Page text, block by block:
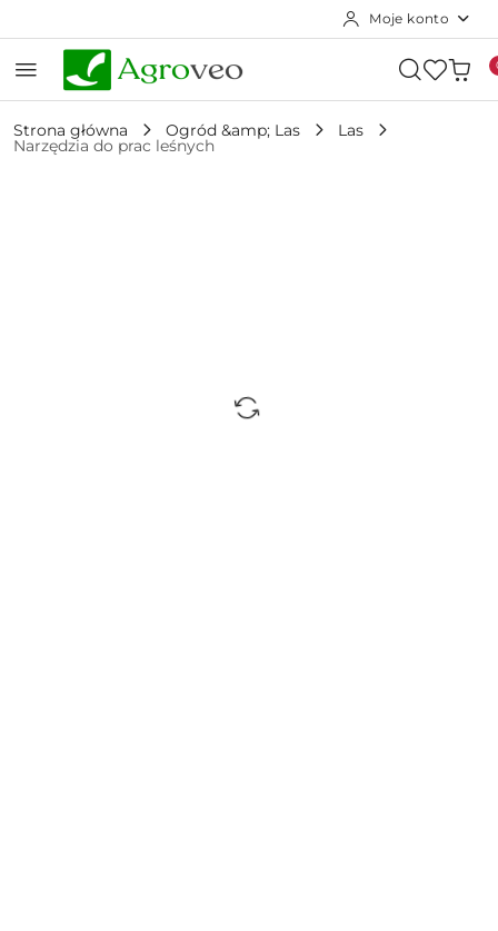
Moje konto
Strona główna Ogród &amp; Las Las
Narzędzia do prac leśnych